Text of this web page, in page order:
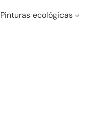
Pinturas ecológicas